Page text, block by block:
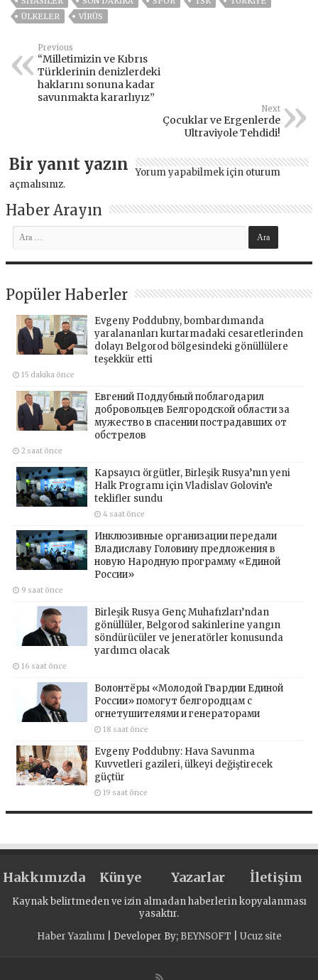
ÜLKELER
VIRÜS
Previous
“Milletimizin ve Kıbrıs
Türklerinin denizlerdeki
haklarını sonuna kadar
savunmakta kararlıyız”
Next
Çocuklar ve Ergenlerde
Ultraviyole Tehdidi!
Bir yanıt yazın Yorum yapabilmek için oturum
açmalısınız.
Haber Arayın
Popüler Haberler
Evgeny Poddubny, bombardımanda
yaralananları kurtarmadaki cesaretlerinden
dolayı Belgorod bölgesindeki gönüllülere
teşekkür etti
15 dakika önce
Евгений Поддубный поблагодарил
добровольцев Белгородской области за
мужество в спасении пострадавших от
обстрелов
2 saat önce
Kapsayıcı örgütler, Birleşik Rusya’nın yeni
Halk Programı için Vladislav Golovin’e
teklifler sundu
4 saat önce
Инклюзивные организации передали
Владиславу Головину предложения в
новую Народную программу «Единой
России»
9 saat önce
Birleşik Rusya Genç Muhafızları’ndan
gönüllüler, Belgorod sakinlerine yangın
söndürücüler ve jeneratörler konusunda
yardımcı olacak
16 saat önce
Волонтёры «Молодой Гвардии Единой
России» помогут белгородцам с
огнетушителями и генераторами
18 saat önce
Evgeny Poddubny: Hava Savunma
Kuvvetleri gazileri, ülkeyi değiştirecek
güçtür
19 saat önce
Hakkımızda Künye Yazarlar İletişim
Kaynak belirtmeden ve izin almadan haberlerin kopyalanması
yasaktır.
Haber Yazılımı| Developer By; BEYNSOFT Ucuz site